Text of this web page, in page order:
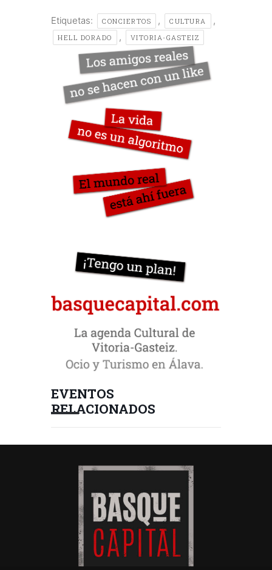
Etiquetas: CONCIERTOS , CULTURA ,
HELL DORADO , VITORIA-GASTEIZ
EVENTOS
RELACIONADOS